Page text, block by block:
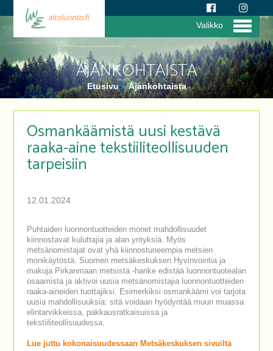
AJANKOHTAISTA
Etusivu»Ajankohtaista
Valikko
Osmankäämistä uusi kestävä
raaka-aine tekstiiliteollisuuden
tarpeisiin
12.01.2024
Puhtaiden luonnontuotteiden monet mahdollisuudet
kiinnostavat kuluttajia ja alan yrityksiä. Myös
metsänomistajat ovat yhä kiinnostuneempia metsien
monikäytöstä. Suomen metsäkeskuksen Hyvinvointia ja
makuja Pirkanmaan metsistä -hanke edistää luonnontuotealan
osaamista ja aktivoi uusia metsänomistajia luonnontuotteiden
raaka-aineiden tuottajiksi. Esimerkiksi osmankäämi voi tarjota
uusia mahdollisuuksia: sitä voidaan hyödyntää muun muassa
elintarvikkeissa, pakkausratkaisuissa ja
tekstiiliteollisuudessa.
Lue juttu kokonaisuudessaan Metsäkeskuksen sivuilta